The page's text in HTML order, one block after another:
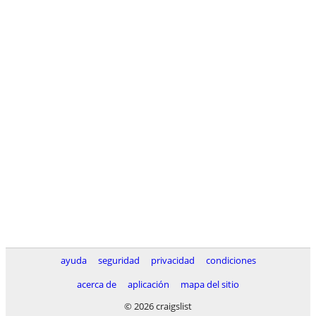
ayuda seguridad privacidad
condiciones
acerca de
aplicación
mapa del sitio
© 2026 craigslist